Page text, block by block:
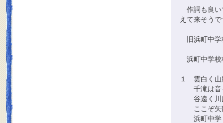
作詞も良い
えて来そうで
旧浜町中学
浜町中学校
１ 雲白く山
千滝は音
谷遠く川
ここぞ矢
浜町中学